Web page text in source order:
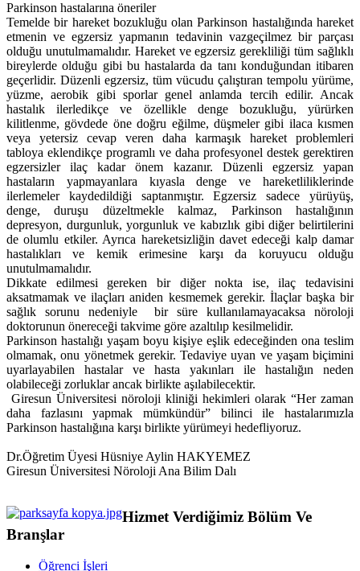
Parkinson hastalarına öneriler
Temelde bir hareket bozukluğu olan Parkinson hastalığında hareket
etmenin ve egzersiz yapmanın tedavinin vazgeçilmez bir parçası
olduğu unutulmamalıdır. Hareket ve egzersiz gerekliliği tüm sağlıklı
bireylerde olduğu gibi bu hastalarda da tanı konduğundan itibaren
geçerlidir. Düzenli egzersiz, tüm vücudu çalıştıran tempolu yürüme,
yüzme, aerobik gibi sporlar genel anlamda tercih edilir. Ancak
hastalık ilerledikçe ve özellikle denge bozukluğu, yürürken
kilitlenme, gövdede öne doğru eğilme, düşmeler gibi ilaca kısmen
veya yetersiz cevap veren daha karmaşık hareket problemleri
tabloya eklendikçe programlı ve daha profesyonel destek gerektiren
egzersizler ilaç kadar önem kazanır. Düzenli egzersiz yapan
hastaların yapmayanlara kıyasla denge ve hareketliliklerinde
ilerlemeler kaydedildiği saptanmıştır. Egzersiz sadece yürüyüş,
denge, duruşu düzeltmekle kalmaz, Parkinson hastalığının
depresyon, durgunluk, yorgunluk ve kabızlık gibi diğer belirtilerini
de olumlu etkiler. Ayrıca hareketsizliğin davet edeceği kalp damar
hastalıkları ve kemik erimesine karşı da koruyucu olduğu
unutulmamalıdır.
Dikkate edilmesi gereken bir diğer nokta ise, ilaç tedavisini
aksatmamak ve ilaçları aniden kesmemek gerekir. İlaçlar başka bir
sağlık sorunu nedeniyle bir süre kullanılamayacaksa nöroloji
doktorunun önereceği takvime göre azaltılıp kesilmelidir.
Parkinson hastalığı yaşam boyu kişiye eşlik edeceğinden ona teslim
olmamak, onu yönetmek gerekir. Tedaviye uyan ve yaşam biçimini
uyarlayabilen hastalar ve hasta yakınları ile hastalığın neden
olabileceği zorluklar ancak birlikte aşılabilecektir.
Giresun Üniversitesi nöroloji kliniği hekimleri olarak “Her zaman
daha fazlasını yapmak mümkündür” bilinci ile hastalarımızla
Parkinson hastalığına karşı birlikte yürümeyi hedefliyoruz.
Dr.Öğretim Üyesi Hüsniye Aylin HAKYEMEZ
Giresun Üniversitesi Nöroloji Ana Bilim Dalı
Hizmet Verdiğimiz Bölüm Ve
Branşlar
Öğrenci İşleri